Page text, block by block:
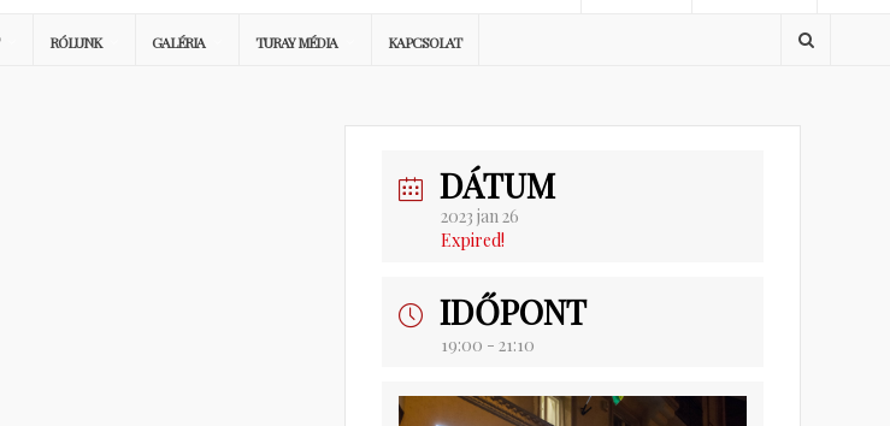
RÓLUNK GALÉRIA TURAY MÉDIA KAPCSOLAT
DÁTUM
2023 jan 26
Expired!
IDŐPONT
19:00 - 21:10